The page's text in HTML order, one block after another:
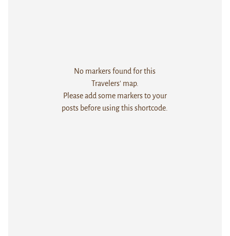
No markers found for this
Travelers' map.
Please add some markers to your
posts before using this shortcode.